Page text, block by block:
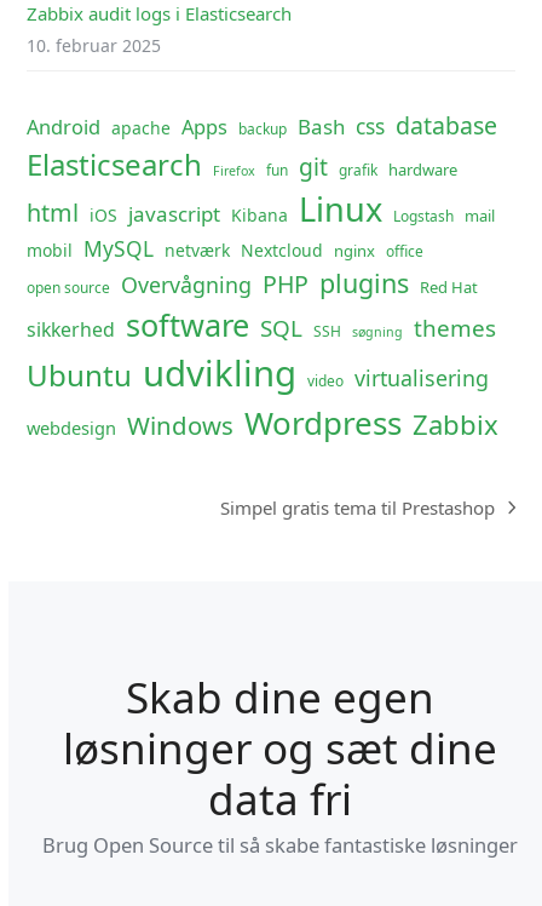
Zabbix audit logs i Elasticsearch
10. februar 2025
Android apache Apps backup Bash css database
Elasticsearch Firefox fun git grafik hardware
html iOS javascript Kibana Linux Logstash mail
mobil MySQL netværk Nextcloud nginx office
open source Overvågning PHP plugins Red Hat
sikkerhed software SQL SSH søgning themes
Ubuntu udvikling video virtualisering
webdesign Windows Wordpress Zabbix
next
Simpel gratis tema til Prestashop
Skab dine egen
løsninger og sæt dine
data fri
Brug Open Source til så skabe fantastiske løsninger